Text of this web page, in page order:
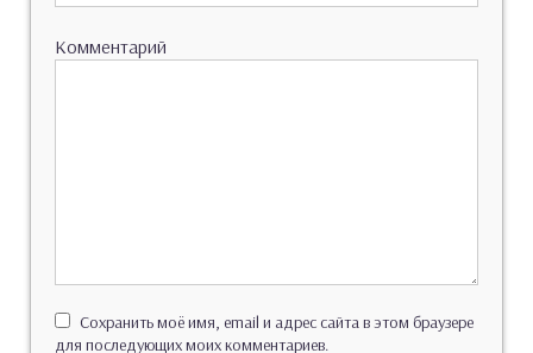
Комментарий
Сохранить моё имя, email и адрес сайта в этом браузере
для последующих моих комментариев.